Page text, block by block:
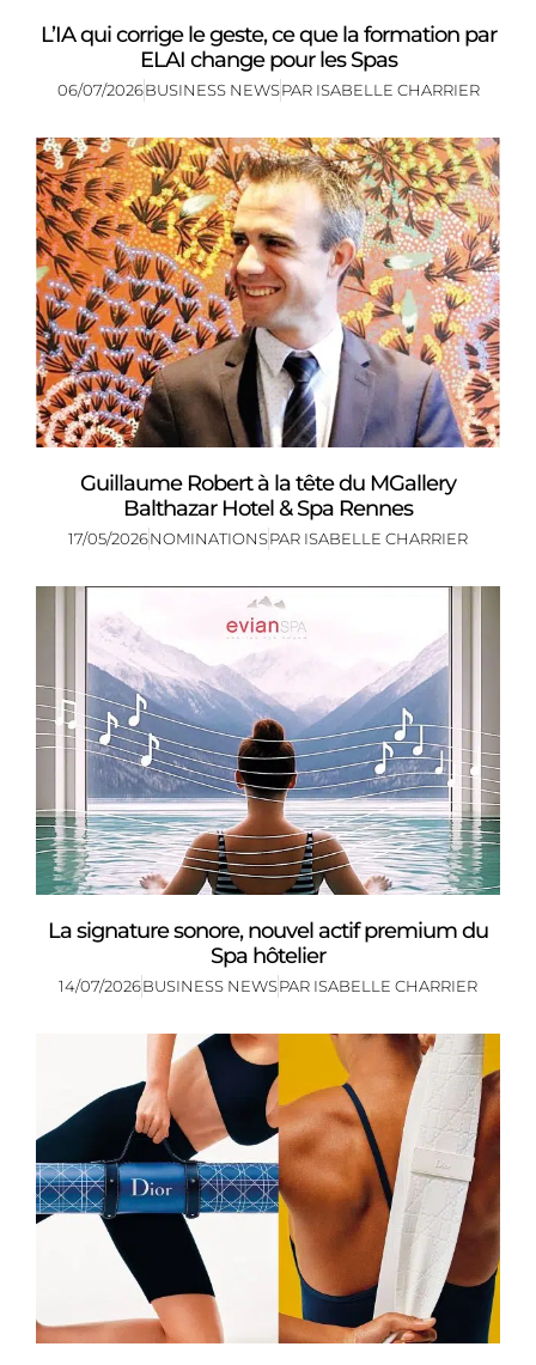
L’IA qui corrige le geste, ce que la formation par
ELAI change pour les Spas
06/07/2026BUSINESS NEWSPAR ISABELLE CHARRIER
Guillaume Robert à la tête du MGallery
Balthazar Hotel & Spa Rennes
17/05/2026NOMINATIONSPAR ISABELLE CHARRIER
La signature sonore, nouvel actif premium du
Spa hôtelier
14/07/2026BUSINESS NEWSPAR ISABELLE CHARRIER